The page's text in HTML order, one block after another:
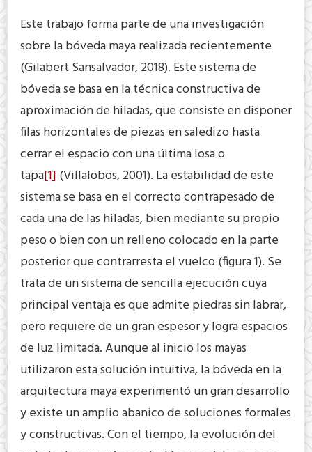
Este trabajo forma parte de una investigación
sobre la bóveda maya realizada recientemente
(Gilabert Sansalvador, 2018). Este sistema de
bóveda se basa en la técnica constructiva de
aproximación de hiladas, que consiste en disponer
filas horizontales de piezas en saledizo hasta
cerrar el espacio con una última losa o
tapa[1] (Villalobos, 2001). La estabilidad de este
sistema se basa en el correcto contrapesado de
cada una de las hiladas, bien mediante su propio
peso o bien con un relleno colocado en la parte
posterior que contrarresta el vuelco (figura 1). Se
trata de un sistema de sencilla ejecución cuya
principal ventaja es que admite piedras sin labrar,
pero requiere de un gran espesor y logra espacios
de luz limitada. Aunque al inicio los mayas
utilizaron esta solución intuitiva, la bóveda en la
arquitectura maya experimentó un gran desarrollo
y existe un amplio abanico de soluciones formales
y constructivas. Con el tiempo, la evolución del